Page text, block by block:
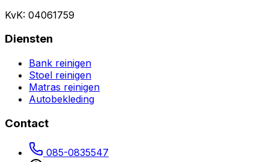
KvK: 04061759
Diensten
Bank reinigen
Stoel reinigen
Matras reinigen
Autobekleding
Contact
085-0835547